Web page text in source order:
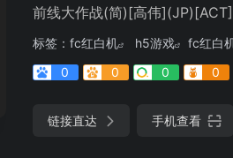
前线大作战(简)[高伟
标签： fc红白机 h5游戏 fc红白
0
0 0 0
链接直达 手机查看